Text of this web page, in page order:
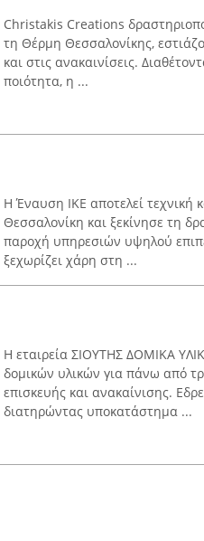
Christakis Creations
τη Θέρμη Θεσσαλονίκης,
και στις ανακαινίσεις.
ποιότητα, η ...
Η Έναυση ΙΚΕ αποτελεί τεχνική
Θεσσαλονίκη και ξεκίνησε τη
παροχή υπηρεσιών υψηλού
ξεχωρίζει χάρη στη ...
Η εταιρεία ΣΙΟΥΤΗΣ ΔΟΜΙΚΑ
δομικών υλικών για πάνω από
επισκευής και ανακαίνισης.
διατηρώντας υποκατάστημα ...